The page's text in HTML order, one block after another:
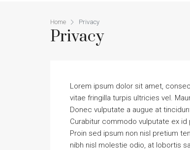
Home Privacy
Privacy
Lorem ipsum dolor sit amet,
vitae fringilla turpis ultricies vel.
Donec vulputate a augue at
Curabitur commodo vulputate ex
Proin sed ipsum non nisl pretium
nibh nisl molestie odio, at lobortis